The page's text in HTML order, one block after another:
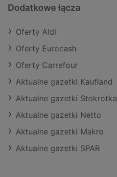
Dodatkowe łącza
Oferty Aldi
Oferty Eurocash
Oferty Carrefour
Aktualne gazetki Kaufland
Aktualne gazetki Stokrotka
Aktualne gazetki Netto
Aktualne gazetki Makro
Aktualne gazetki SPAR